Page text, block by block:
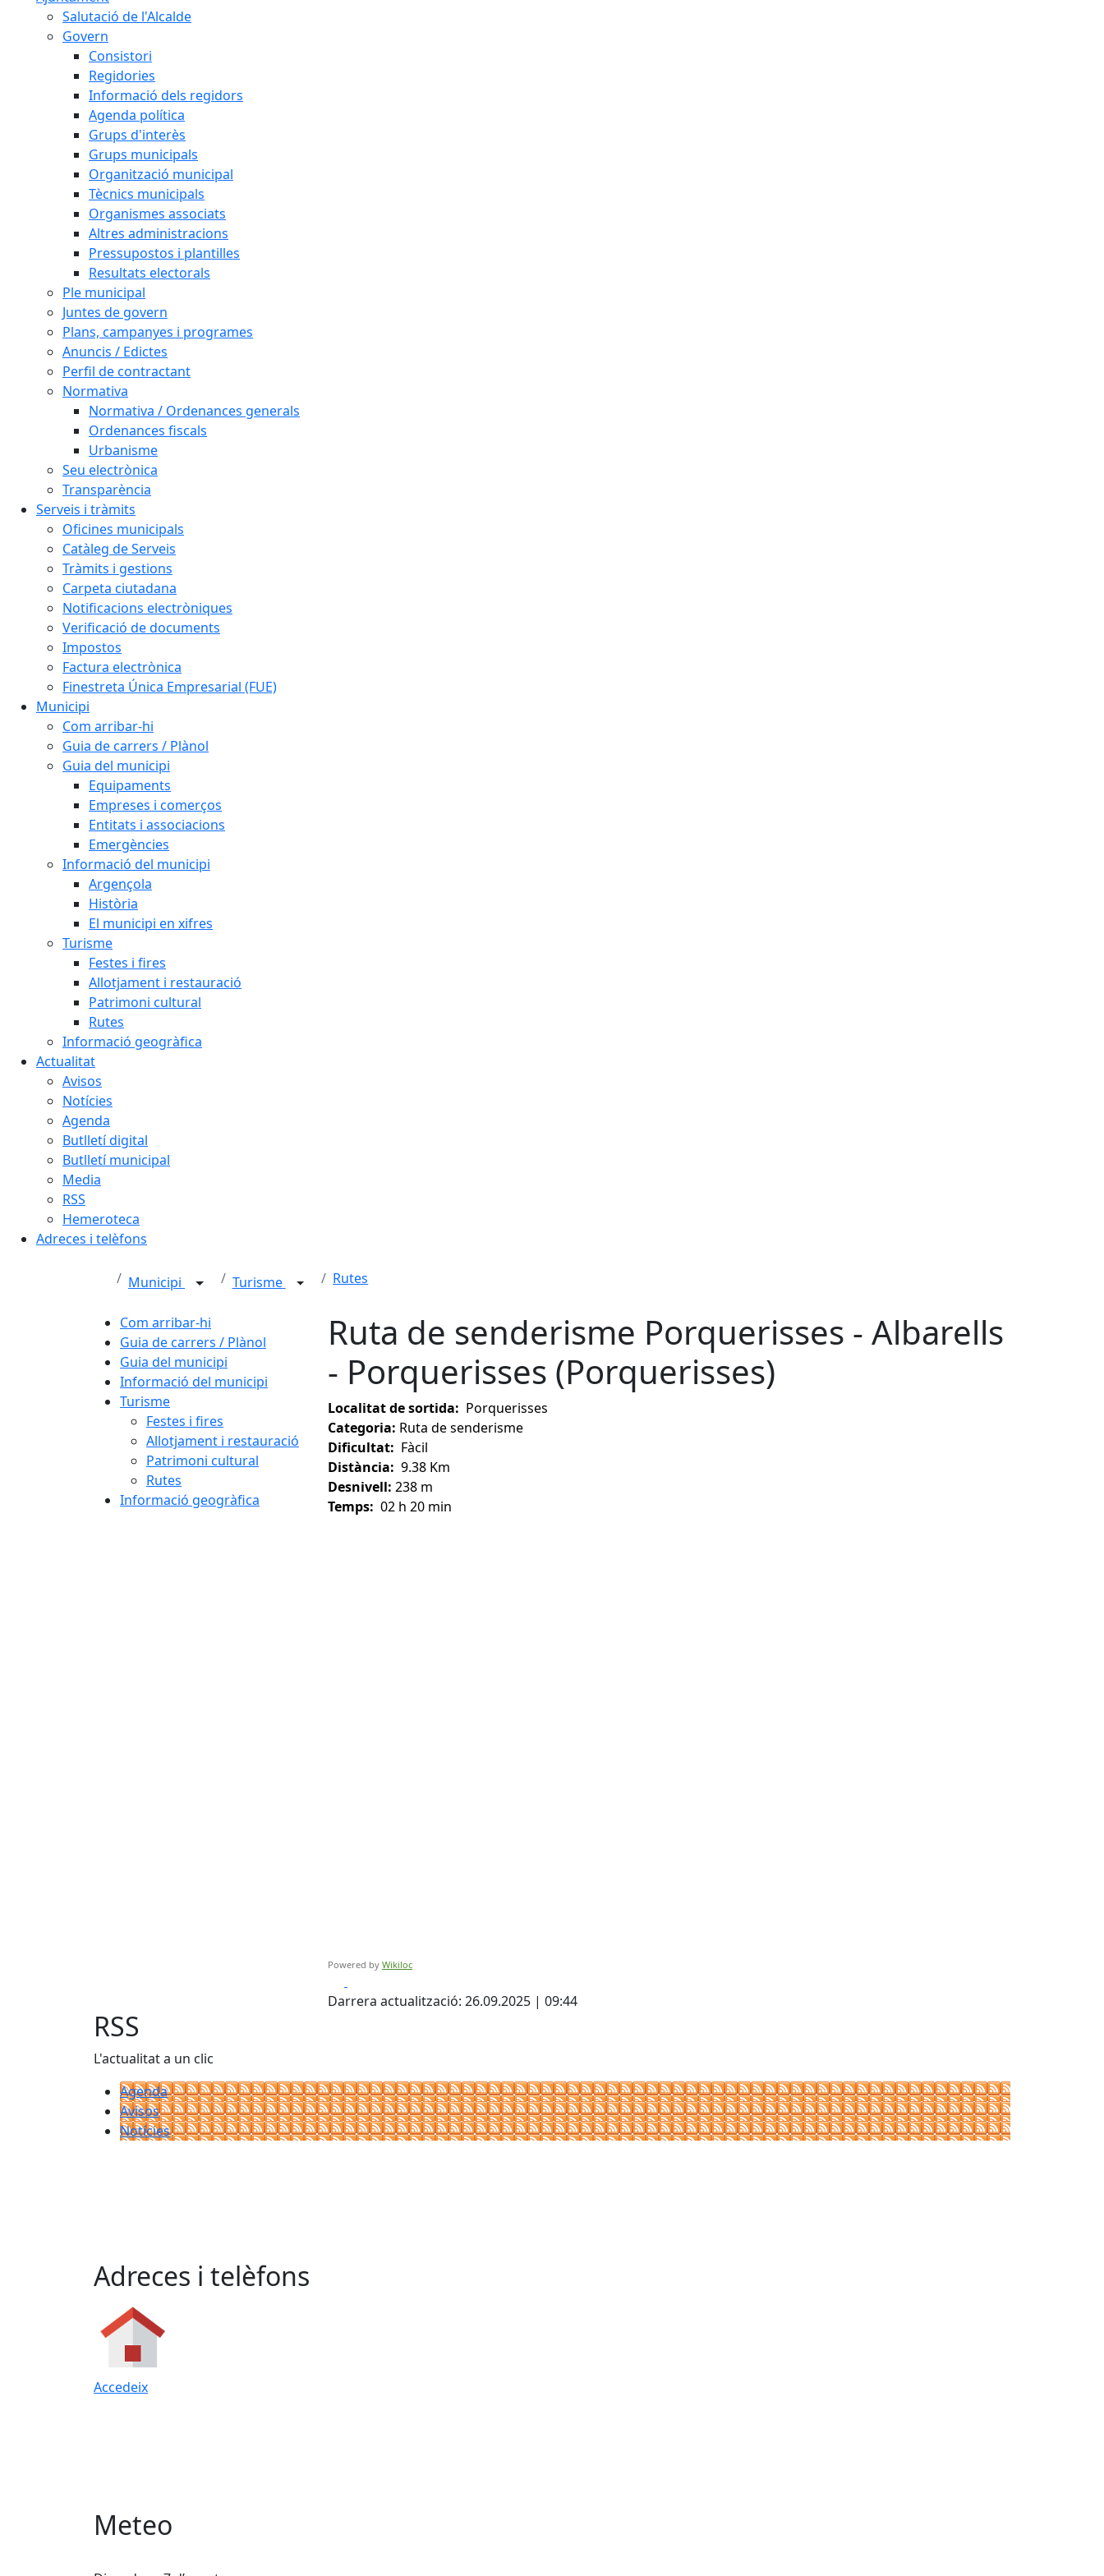
Salutació de l'Alcalde
Govern
Consistori
Regidories
Informació dels regidors
Agenda política
Grups d'interès
Grups municipals
Organització municipal
Tècnics municipals
Organismes associats
Altres administracions
Pressupostos i plantilles
Resultats electorals
Ple municipal
Juntes de govern
Plans, campanyes i programes
Anuncis / Edictes
Perfil de contractant
Normativa
Normativa / Ordenances generals
Ordenances fiscals
Urbanisme
Seu electrònica
Transparència
Serveis i tràmits
Oficines municipals
Catàleg de Serveis
Tràmits i gestions
Carpeta ciutadana
Notificacions electròniques
Verificació de documents
Impostos
Factura electrònica
Finestreta Única Empresarial (FUE)
Municipi
Com arribar-hi
Guia de carrers / Plànol
Guia del municipi
Equipaments
Empreses i comerços
Entitats i associacions
Emergències
Informació del municipi
Argençola
Història
El municipi en xifres
Turisme
Festes i fires
Allotjament i restauració
Patrimoni cultural
Rutes
Informació geogràfica
Actualitat
Avisos
Notícies
Agenda
Butlletí digital
Butlletí municipal
Media
RSS
Hemeroteca
Adreces i telèfons
Municipi Turisme Rutes
Com arribar-hi
Guia de carrers / Plànol
Guia del municipi
Informació del municipi
Turisme
Festes i fires
Allotjament i restauració
Patrimoni cultural
Rutes
Informació geogràfica
Ruta de senderisme Porquerisses - Albarells
- Porquerisses (Porquerisses)
Localitat de sortida: Porquerisses
Categoria: Ruta de senderisme
Dificultat: Fàcil
Distància: 9.38 Km
Desnivell: 238 m
Temps: 02 h 20 min
Powered by Wikiloc
Darrera actualització: 26.09.2025 | 09:44
RSS
L'actualitat a un clic
Agenda
Avisos
Notícies
Adreces i telèfons
Accedeix
Meteo